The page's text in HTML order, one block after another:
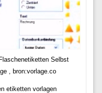
Selbst
, bron:vorlage.co
etiketten vorlagen